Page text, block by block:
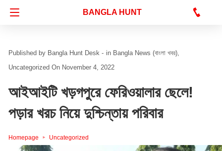
BANGLA HUNT
Bangla Hunt Desk - in Bangla News (বাংলা খবর)
Uncategorized On November 4, 2022
আইআইটি খড়গপুরে ফেরিওয়ালার ছেলে!
পড়ার খরচ নিয়ে দুশ্চিন্তায় পরিবার
Homepage Uncategorized